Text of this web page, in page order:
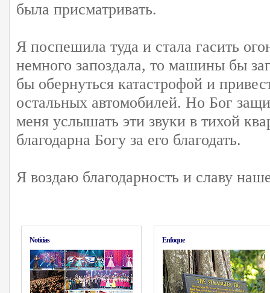
была присматривать.
Я поспешила туда и стала гасить
немного запоздала, то машины бы
бы обернуться катастрофой и
остальных автомобилей. Но Бог
меня услышать эти звуки в тихой
благодарна Богу за его благодать.
Я воздаю благодарность и славу
Noticias Enfoque